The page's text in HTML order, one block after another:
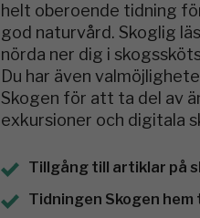
helt oberoende tidning
god naturvård. Skoglig
nörda ner dig i
Du har även
Skogen för att ta del av
exkursioner och digitala
Tillgång till artiklar på
Tidningen Skogen hem